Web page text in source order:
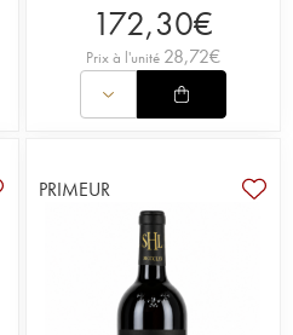
172,30€
Prix à l'unité 28,72€
PRIMEUR